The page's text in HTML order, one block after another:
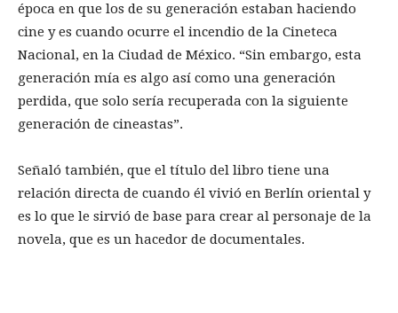
época en que los de su generación estaban haciendo
cine y es cuando ocurre el incendio de la Cineteca
Nacional, en la Ciudad de México. “Sin embargo, esta
generación mía es algo así como una generación
perdida, que solo sería recuperada con la siguiente
generación de cineastas”.
Señaló también, que el título del libro tiene una
relación directa de cuando él vivió en Berlín oriental y
es lo que le sirvió de base para crear al personaje de la
novela, que es un hacedor de documentales.